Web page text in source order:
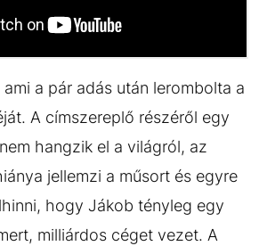
ami a pár adás után lerombolta a
A címszereplő részéről egy
hangzik el a világról, az
jellemzi a műsort és egyre
hogy Jákob tényleg egy
milliárdos céget vezet. A